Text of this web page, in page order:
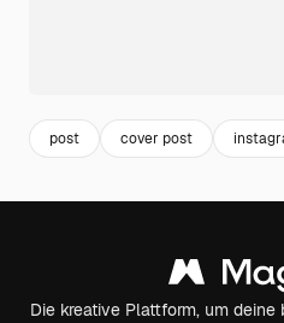
post cover post
Die kreative Plattform, um